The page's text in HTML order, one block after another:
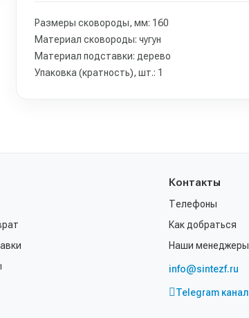
Размеры сковороды, мм: 160
Материал сковороды: чугун
Материал подставки: дерево
Упаковка (кратность), шт.: 1
Контакты
Телефоны
Как добраться
Наши менеджеры
info@sintezf.ru
Telegram канал